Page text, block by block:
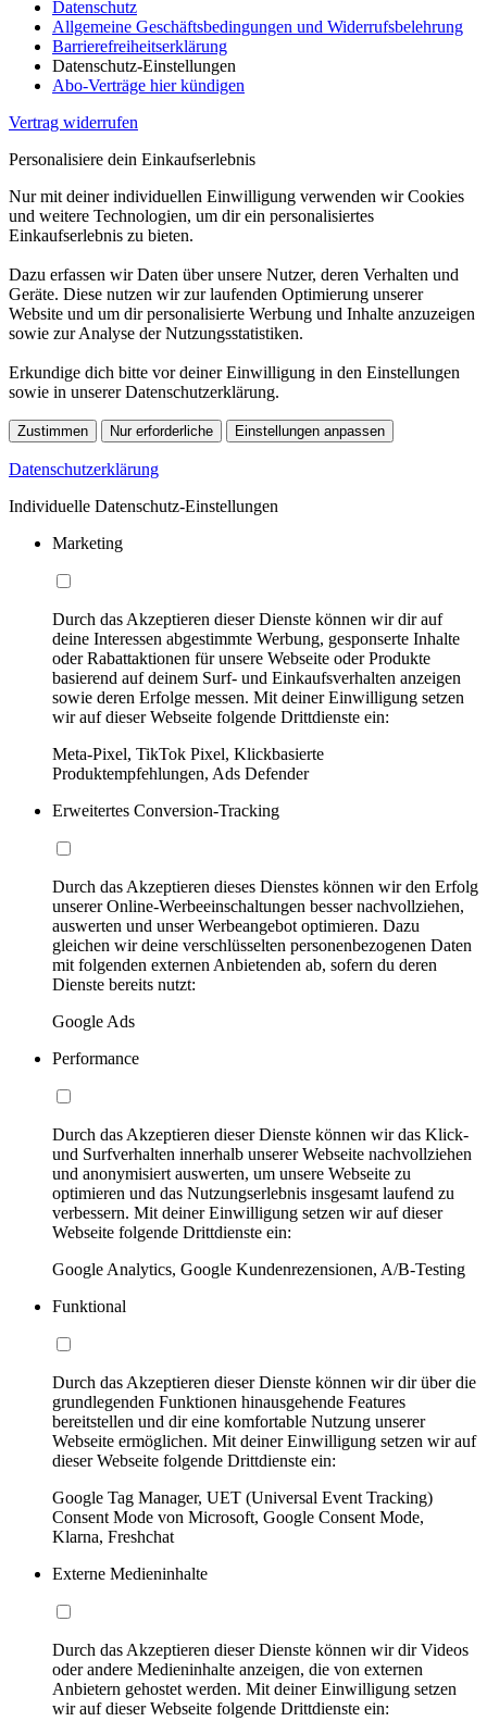
Datenschutz
Allgemeine Geschäftsbedingungen und Widerrufsbelehrung
Barrierefreiheitserklärung
Datenschutz-Einstellungen
Abo-Verträge hier kündigen
Vertrag widerrufen
Personalisiere dein Einkaufserlebnis
Nur mit deiner individuellen Einwilligung verwenden wir Cookies
und weitere Technologien, um dir ein personalisiertes
Einkaufserlebnis zu bieten.
Dazu erfassen wir Daten über unsere Nutzer, deren Verhalten und
Geräte. Diese nutzen wir zur laufenden Optimierung unserer
Website und um dir personalisierte Werbung und Inhalte anzuzeigen
sowie zur Analyse der Nutzungsstatistiken.
Erkundige dich bitte vor deiner Einwilligung in den Einstellungen
sowie in unserer Datenschutzerklärung.
Zustimmen Nur erforderliche Einstellungen anpassen
Datenschutzerklärung
Individuelle Datenschutz-Einstellungen
Marketing
Durch das Akzeptieren dieser Dienste können wir dir auf
deine Interessen abgestimmte Werbung, gesponserte Inhalte
oder Rabattaktionen für unsere Webseite oder Produkte
basierend auf deinem Surf- und Einkaufsverhalten anzeigen
sowie deren Erfolge messen. Mit deiner Einwilligung setzen
wir auf dieser Webseite folgende Drittdienste ein:
Meta-Pixel, TikTok Pixel, Klickbasierte
Produktempfehlungen, Ads Defender
Erweitertes Conversion-Tracking
Durch das Akzeptieren dieses Dienstes können wir den Erfolg
unserer Online-Werbeeinschaltungen besser nachvollziehen,
auswerten und unser Werbeangebot optimieren. Dazu
gleichen wir deine verschlüsselten personenbezogenen Daten
mit folgenden externen Anbietenden ab, sofern du deren
Dienste bereits nutzt:
Google Ads
Performance
Durch das Akzeptieren dieser Dienste können wir das Klick-
und Surfverhalten innerhalb unserer Webseite nachvollziehen
und anonymisiert auswerten, um unsere Webseite zu
optimieren und das Nutzungserlebnis insgesamt laufend zu
verbessern. Mit deiner Einwilligung setzen wir auf dieser
Webseite folgende Drittdienste ein:
Google Analytics, Google Kundenrezensionen, A/B-Testing
Funktional
Durch das Akzeptieren dieser Dienste können wir dir über die
grundlegenden Funktionen hinausgehende Features
bereitstellen und dir eine komfortable Nutzung unserer
Webseite ermöglichen. Mit deiner Einwilligung setzen wir auf
dieser Webseite folgende Drittdienste ein:
Google Tag Manager, UET (Universal Event Tracking)
Consent Mode von Microsoft, Google Consent Mode,
Klarna, Freshchat
Externe Medieninhalte
Durch das Akzeptieren dieser Dienste können wir dir Videos
oder andere Medieninhalte anzeigen, die von externen
Anbietern gehostet werden. Mit deiner Einwilligung setzen
wir auf dieser Webseite folgende Drittdienste ein: